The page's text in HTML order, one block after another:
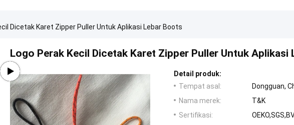
Dicetak Karet Zipper Puller Untuk Aplikasi Lebar Boots
Logo Perak Kecil Dicetak Karet Zipper Puller Untuk Aplikasi
Detail produk:
Tempat asal:
Dongguan,
Nama merek:
T&K
Sertifikasi: